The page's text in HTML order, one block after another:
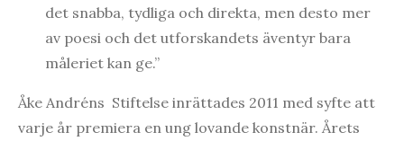
det snabba, tydliga och direkta, men desto mer
av poesi och det utforskandets äventyr bara
måleriet kan ge.”
Åke Andréns Stiftelse inrättades 2011 med syfte att
varje år premiera en ung lovande konstnär. Årets